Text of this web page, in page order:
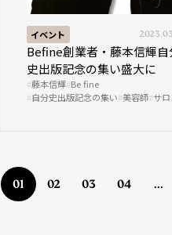
イベント
Befine創業者・藤本信輝自
史出版記念の集い盛大に
藤本信輝 Be fine
自分史出版記念の集い 美容師 サロ
01 02 03 04 ...